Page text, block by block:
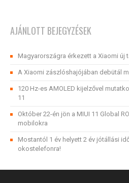
AJÁNLOTT BEJEGYZÉSEK
Magyarországra érkezett a Xiaomi új
A Xiaomi zászlóshajójában debütál
120 Hz-es AMOLED kijelzővel
11
Október 22-én jön a MIUI 11 Global
mobilokra
Mostantól 1 év helyett 2 év jótállási
okostelefonra!